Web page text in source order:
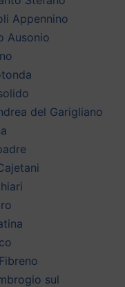
Appennino
Ausonio
del Garigliano
sul